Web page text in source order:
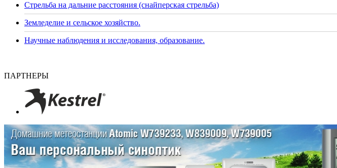
Стрельба на дальние расстояния (снайперская стрельба)
Земледелие и сельское хозяйство.
Научные наблюдения и исследования, образование.
ПАРТНЕРЫ